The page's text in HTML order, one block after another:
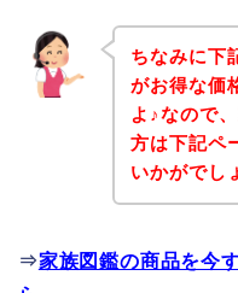
ちなみに下
がお得な価
よ♪なので
方は下記ペ
いかがでし
⇒家族図鑑の商品を今